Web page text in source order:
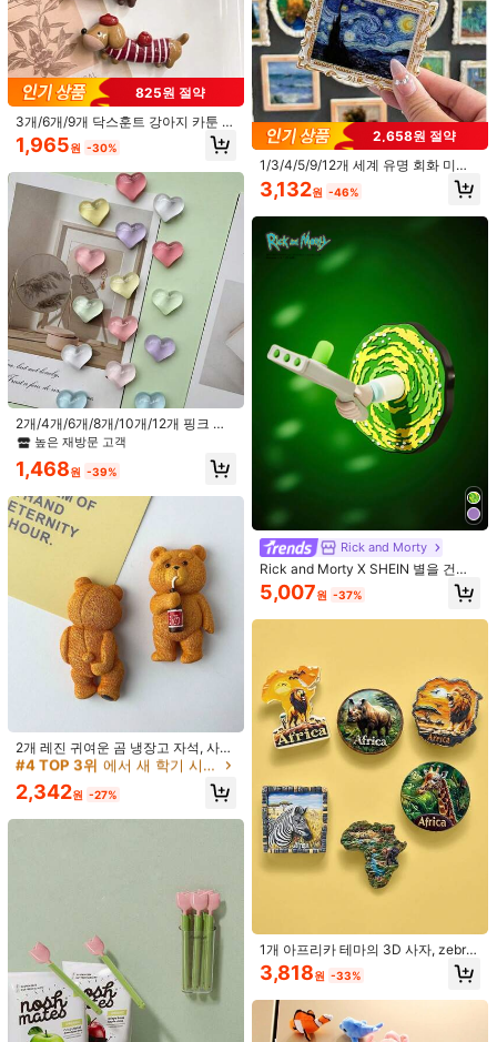
도움이 됨(0)
d***e 스타일 유형: 여러 가지 빛깔의 / 사이즈: 8개입, 스타일 랜덤
Itwassobeautiful,Ireallylove it thanksshein
도움이 됨 (0)
k***6 스타일 유형: 여러 가지 빛깔의 / 사이즈: 2개의 랜덤 스타일
cutestthingI have a mustbuy
g***3
Veryniceandbeautifulllllll
도움이 됨(0)
제품 세부 정보
소재:
스타일 유형:
여러 가지 빛깔의
방:
더 보기
helosu
4.87 885 팔로워
4.87
885 팔로워
j***d
이(가)하루 전에
4.87
4.87 885 팔로워
885 팔로워
4.87 885 팔로워
최근 37K개 판매됨 8K 재구매
팔로잉 모든 항목
마음에 드실 거예요.
추천순 사무용품 & 학용품 휴대폰 & 액세서리 전자기기 도구 &
825원 절약
3개/6개/9개 닥스훈트 강아지 카툰 냉
장고 자석, 재미있는 동물 귀여운 3D
레진 자석 냉장고 자석, 독특한, 홈, 주
일 선물 어머니날 선물
1,965원 -30%
2개/4개/6개/8개/10개/12개 핑크 혼
합 색상 하트 모양 냉장고 자석 창의적
냉장고 및 가구 장식, 귀여운 장식용
드 수납장 및 식기세척기 냉장고 자석,
주방 장식, 홈 데코, 홈 액세서리, 내구
성 있는 자석
높은 재방문 고객
1,468원 -39%
2개 레진 귀여운 곰 냉장고 자석, 사무
실 화이트보드, 주방, 식기세척기, 홈
데코, 친구 및 가족을 위한 선물용 장
식 냉장고 자석
높은 재방문 고객
#4 TOP 3위 에서 새 학기 시즌을 위한 선생님 장식 홈 데코 액센트 및 액세서리
높은 재방문 고객
#4 TOP 3위 에서 새 학기 시즌을 위한 선생님 장식 홈 데코 액센트 및 액세서리
높은 재방문 고객
#4 TOP 3위 에서 새 학기 시즌을 위한 선생님 장식 홈 데코 액센트 및 액세서리
높은 재방문 고객
2,342원 -27%
2,658원 절약
1/3/4/5/9/12개 세계 유명 회화 미니
어처 냉장고 자석, 3D 레진 빈티지 아
트 프레임 냉장고 자석, 반 고흐 별이
홈 주방 장식, 귀여운 예술 애호가 선
물, 빈티지 사무실 캐비닛 자석, 창의
적인 여행 기념품 및 작은 휴일 선물,
방 장식 용품, 사무실 및 홈 장식 자석
작은 선물, 휴일 파티 선물에 적합
3,132원 -46%
Rick and Morty
Rick and Morty X SHEIN 별을 건너
는 셔틀 3D 냉장고 자석, 재미있는 선
물
5,007원 -37%
1개 아프리카 테마의 3D 사자, zebra,
코뿔소, 기린 디자인이 있는 냉장고 자
석, 높은 미적 가치, 여행 기념품 및 가
3,818원 -33%